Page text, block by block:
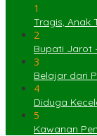
1
Tragis, Anak
2
Bupati Jarot
3
Belajar dari
4
Diduga
5
Kawanan